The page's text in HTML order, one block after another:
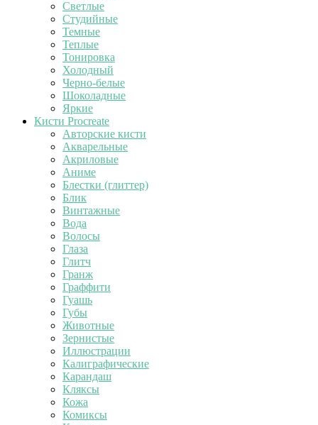
Светлые
Студийные
Темные
Теплые
Тонировка
Холодный
Черно-белые
Шоколадные
Яркие
Кисти Procreate
Авторские кисти
Акварельные
Акриловые
Аниме
Блестки (глиттер)
Блик
Винтажные
Вода
Волосы
Глаза
Глитч
Гранж
Граффити
Гуашь
Губы
Животные
Зернистые
Иллюстрации
Калиграфические
Карандаш
Кляксы
Кожа
Комиксы